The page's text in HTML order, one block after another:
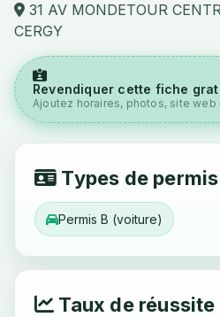
31 AV MONDETOUR
CERGY
Revendiquer cette fiche
Ajoutez horaires, photos, site
Types de
Permis B (voiture)
Taux de